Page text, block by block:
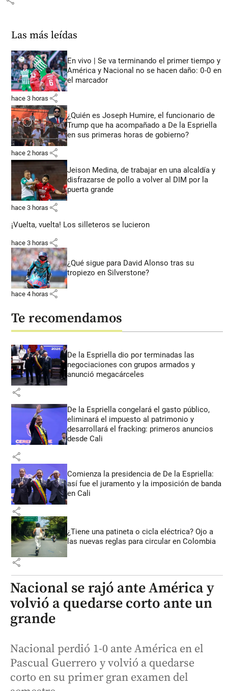
Las más leídas
En vivo | Se va terminando el primer tiempo y
América y Nacional no se hacen daño: 0-0 en
el marcador
hace 3 horas share
¿Quién es Joseph Humire, el funcionario de
Trump que ha acompañado a De la Espriella
en sus primeras horas de gobierno?
hace 2 horas share
Jeison Medina, de trabajar en una alcaldía y
disfrazarse de pollo a volver al DIM por la
puerta grande
hace 3 horas share
¡Vuelta, vuelta! Los silleteros se lucieron
hace 3 horas share
¿Qué sigue para David Alonso tras su
tropiezo en Silverstone?
hace 4 horas share
Te recomendamos
De la Espriella dio por terminadas las
negociaciones con grupos armados y
anunció megacárceles
share
De la Espriella congelará el gasto público,
eliminará el impuesto al patrimonio y
desarrollará el fracking: primeros anuncios
desde Cali
share
Comienza la presidencia de De la Espriella:
así fue el juramento y la imposición de banda
en Cali
share
¿Tiene una patineta o cicla eléctrica? Ojo a
las nuevas reglas para circular en Colombia
share
Nacional se rajó ante América y
volvió a quedarse corto ante un
grande
Nacional perdió 1-0 ante América en el
Pascual Guerrero y volvió a quedarse
corto en su primer gran examen del